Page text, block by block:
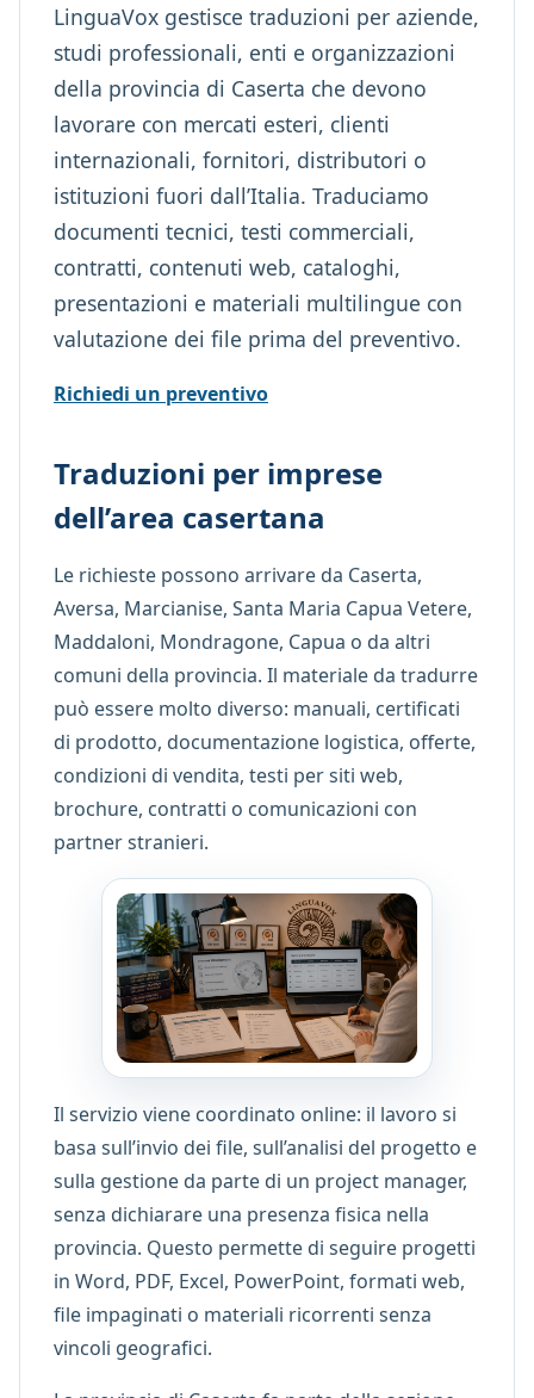
LinguaVox gestisce traduzioni per aziende,
studi professionali, enti e organizzazioni
della provincia di Caserta che devono
lavorare con mercati esteri, clienti
internazionali, fornitori, distributori o
istituzioni fuori dall’Italia. Traduciamo
documenti tecnici, testi commerciali,
contratti, contenuti web, cataloghi,
presentazioni e materiali multilingue con
valutazione dei file prima del preventivo.
Richiedi un preventivo
Traduzioni per imprese
dell’area casertana
Le richieste possono arrivare da Caserta,
Aversa, Marcianise, Santa Maria Capua Vetere,
Maddaloni, Mondragone, Capua o da altri
comuni della provincia. Il materiale da tradurre
può essere molto diverso: manuali, certificati
di prodotto, documentazione logistica, offerte,
condizioni di vendita, testi per siti web,
brochure, contratti o comunicazioni con
partner stranieri.
Il servizio viene coordinato online: il lavoro si
basa sull’invio dei file, sull’analisi del progetto e
sulla gestione da parte di un project manager,
senza dichiarare una presenza fisica nella
provincia. Questo permette di seguire progetti
in Word, PDF, Excel, PowerPoint, formati web,
file impaginati o materiali ricorrenti senza
vincoli geografici.